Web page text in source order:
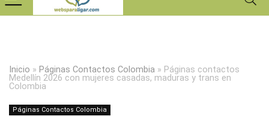
Inicio » Páginas Contactos Colombia » Páginas contactos
Medellín 2026 con mujeres casadas, maduras y trans en
Colombia
Páginas Contactos Colombia